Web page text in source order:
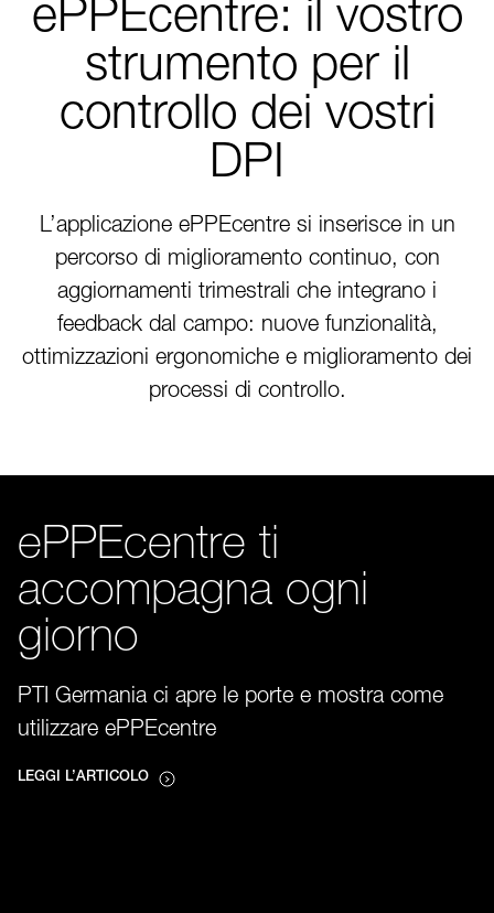
ePPEcentre: il vostro
strumento per il
controllo dei vostri
DPI
L’applicazione ePPEcentre si inserisce in un
percorso di miglioramento continuo, con
aggiornamenti trimestrali che integrano i
feedback dal campo: nuove funzionalità,
ottimizzazioni ergonomiche e miglioramento dei
processi di controllo.
ePPEcentre ti
accompagna ogni
giorno
PTI Germania ci apre le porte e mostra come
utilizzare ePPEcentre
LEGGI L’ARTICOLO